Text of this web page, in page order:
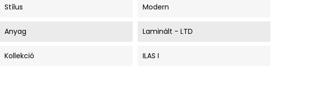
Stílus Modern
Anyag Laminált - LTD
Kollekció ILAS I